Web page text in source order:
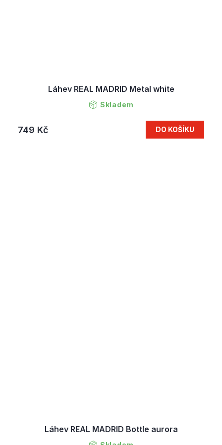
Láhev REAL MADRID Metal white
Skladem
749 Kč DO KOŠÍKU
Láhev REAL MADRID Bottle aurora